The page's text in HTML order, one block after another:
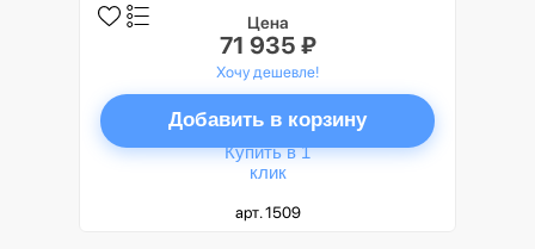
размер S/M
Цена
71 935 ₽
Хочу дешевле!
Добавить в корзину
Купить в 1
клик
арт. 1509